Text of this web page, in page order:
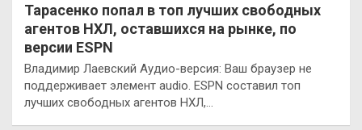
Тарасенко попал в топ лучших свободных
агентов НХЛ, оставшихся на рынке, по
версии ESPN
Владимир Лаевский Аудио-версия: Ваш браузер не
поддерживает элемент audio. ESPN составил топ
лучших свободных агентов НХЛ,…